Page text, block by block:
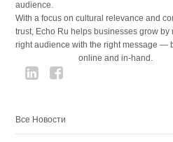
audience.
With a focus on cultural relevance and
trust, Echo Ru helps businesses grow by
right audience with the right message —
online and in-hand.
Все Новости